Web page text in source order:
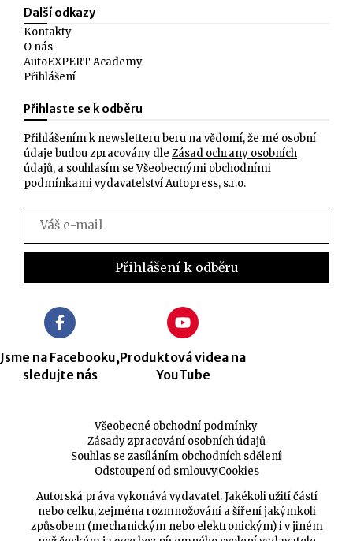
Další odkazy
Kontakty
O nás
AutoEXPERT Academy
Přihlášení
Přihlaste se k odběru
Přihlášením k newsletteru beru na vědomí, že mé osobní
údaje budou zpracovány dle Zásad ochrany osobních
údajů, a souhlasím seVšeobecnými obchodními
podmínkamivydavatelství Autopress, s.r.o.
Jsme na Facebooku,
sledujte nás
Produktová videa na
YouTube
Všeobecné obchodní podmínky
Zásady zpracování osobních údajů
Souhlas se zasíláním obchodních sdělení
Odstoupení od smlouvyCookies
Autorská práva vykonává vydavatel. Jakékoli užití částí
nebo celku, zejména rozmnožování a šíření jakýmkoli
způsobem (mechanickým nebo elektronickým) i v jiném